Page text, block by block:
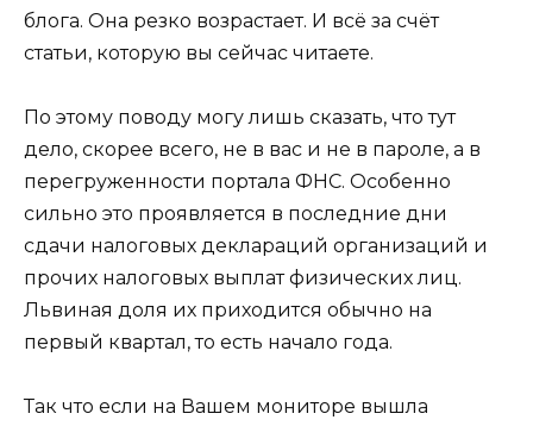
блога. Она резко возрастает. И всё за счёт
статьи, которую вы сейчас читаете.
По этому поводу могу лишь сказать, что тут
дело, скорее всего, не в вас и не в пароле, а в
перегруженности портала ФНС. Особенно
сильно это проявляется в последние дни
сдачи налоговых деклараций организаций и
прочих налоговых выплат физических лиц.
Львиная доля их приходится обычно на
первый квартал, то есть начало года.
Так что если на Вашем мониторе вышла